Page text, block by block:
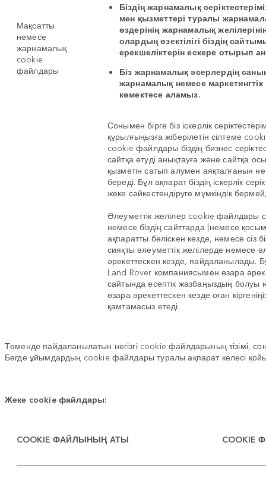
Мақсатты
немесе
жарнамалық
cookie
файлдары
Біздің жарнамалық
мен қызметтері туралы
өздерінің жарнамалық
олардың өзектілігі біздің
ерекшеліктерін ескере отырып
Біз жарнамалық әсерлердің
жарнамалық немесе маркетингтік
көмектесе аламыз.
Сонымен бірге біз іскерлік
құрылғыңызға жіберілетін сілтеме
cookie файлдары біздің бизнес
сайтқа өтуді анықтауға және сайтқа
қызметін сатып алумен аяқталғанын
береді. Бұл ақпарат біздің іскерлік
жеке сәйкестендіруге мүмкіндік
Әлеуметтік желілер cookie файлдары
немесе біздің сайттарда [немесе
ақпаратты бөліскен кезде, немесе сіз
сияқты әлеуметтік желілерде немесе
әрекеттескен кезде, пайдаланылады.
Land Rover компаниясымен өзара
сайтында есептік жазбаңыздың
өзара әрекеттескен кезде оған
қамтамасыз етеді.
Төменде пайдаланылатын негізгі cookie файлдарының тізімі,
Бөгде ұйымдардың cookie файлдары туралы ақпарат келесі
Жеке cookie файлдары:
COOKIE ФАЙЛЫНЫҢ АТЫ